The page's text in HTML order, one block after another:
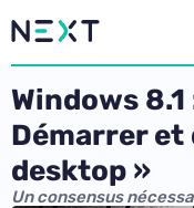
Windows
Démarrer
desktop »
Un consensus